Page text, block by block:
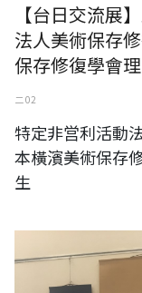
【台日交流展
法人美術保存
保存修復學會
二 02
特定非営利活動
本橫濱美術保存
生
台灣書道家-澹廬門生